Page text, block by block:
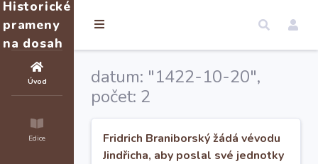
Historické
prameny
na dosah
Úvod
Edice
datum: "1422-10-20",
počet: 2
Fridrich Braniborský žádá vévodu
Jindřicha, aby poslal své jednotky